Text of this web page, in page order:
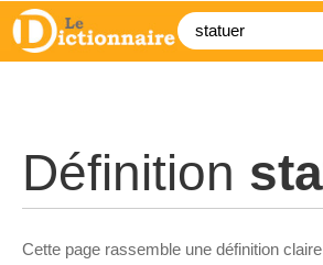
Définition
Cette page rassemble une définition